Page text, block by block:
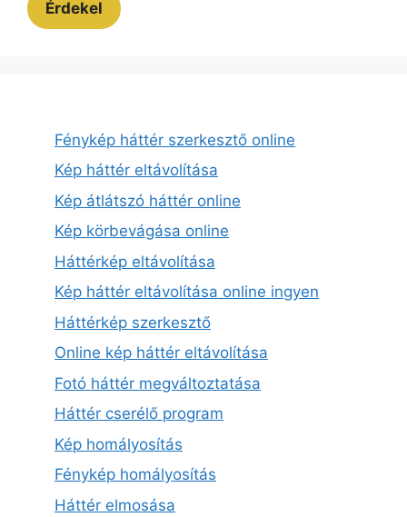
Érdekel
Fénykép háttér szerkesztő online
Kép háttér eltávolítása
Kép átlátszó háttér online
Kép körbevágása online
Háttérkép eltávolítása
Kép háttér eltávolítása online ingyen
Háttérkép szerkesztő
Online kép háttér eltávolítása
Fotó háttér megváltoztatása
Háttér cserélő program
Kép homályosítás
Fénykép homályosítás
Háttér elmosása